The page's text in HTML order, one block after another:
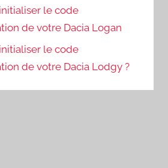
le code
de votre Dacia Logan
le code
de votre Dacia Lodgy ?